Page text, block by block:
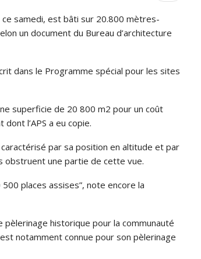
ce samedi, est bâti sur 20.800 mètres-
un document du Bureau d’architecture
dans le Programme spécial pour les sites
superficie de 20 800 m2 pour un coût
l’APS a eu copie.
par sa position en altitude et par
obstruent une partie de cette vue.
places assises”, note encore la
historique pour la communauté
notamment connue pour son pèlerinage